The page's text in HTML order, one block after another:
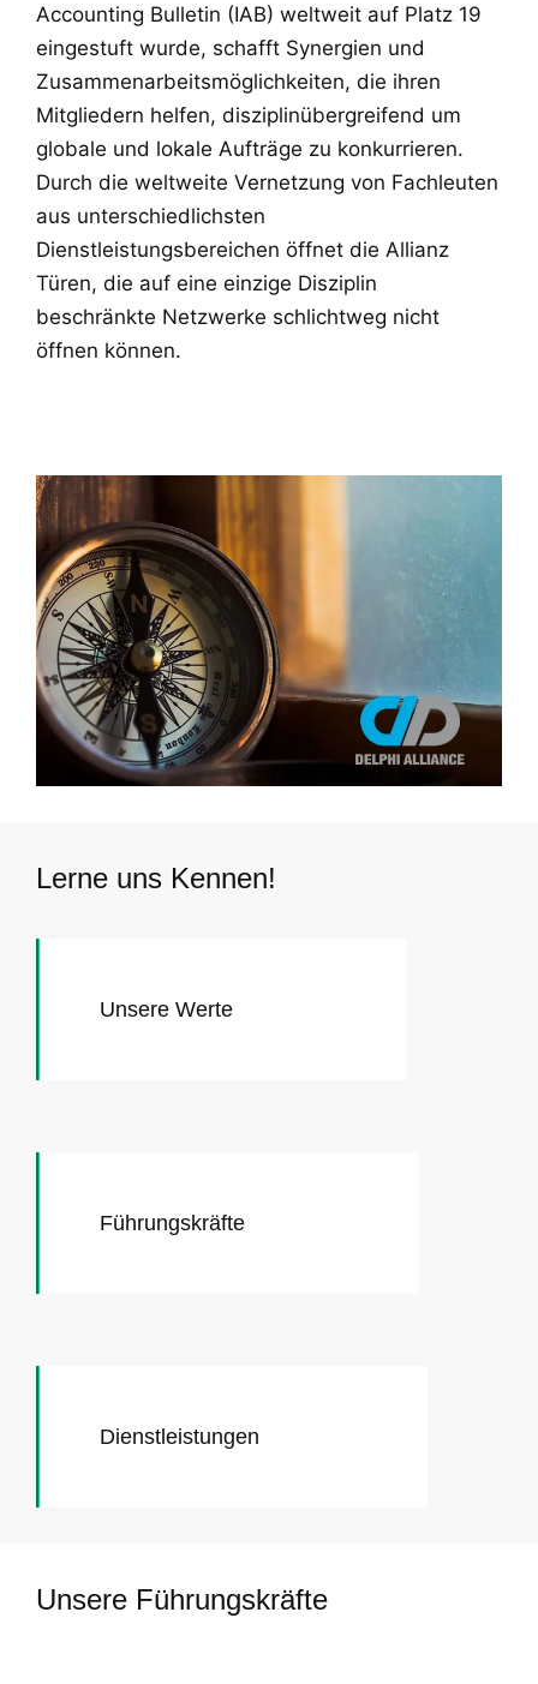
Accounting Bulletin (IAB) weltweit auf Platz 19
eingestuft wurde, schafft Synergien und
Zusammenarbeitsmöglichkeiten, die ihren
Mitgliedern helfen, disziplinübergreifend um
globale und lokale Aufträge zu konkurrieren.
Durch die weltweite Vernetzung von Fachleuten
aus unterschiedlichsten
Dienstleistungsbereichen öffnet die Allianz
Türen, die auf eine einzige Disziplin
beschränkte Netzwerke schlichtweg nicht
öffnen können.
Lerne uns Kennen!​
Unsere Werte
Führungskräfte
Dienstleistungen
Unsere Führungskräfte​